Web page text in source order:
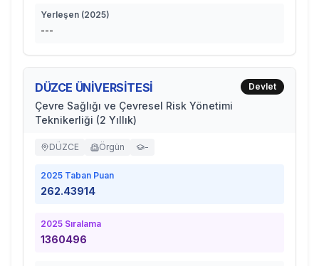
Yerleşen (2025)
---
DÜZCE ÜNİVERSİTESİ
Çevre Sağlığı ve Çevresel Risk Yönetimi
Teknikerliği (2 Yıllık)
Devlet
DÜZCE Örgün -
2025 Taban Puan
262.43914
2025 Sıralama
1360496